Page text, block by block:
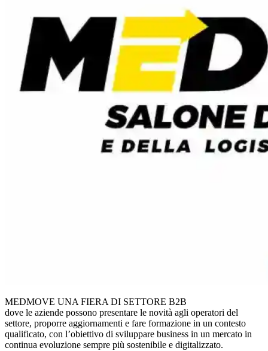
MEDMOVE UNA FIERA DI SETTORE B2B
dove le aziende possono presentare le novità agli operatori del
settore, proporre aggiornamenti e fare formazione in un contesto
qualificato, con l’obiettivo di sviluppare business in un mercato in
continua evoluzione sempre più sostenibile e digitalizzato.